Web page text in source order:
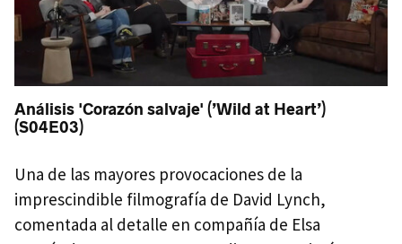
Análisis 'Corazón salvaje' (’Wild at Heart’)
(S04E03)
Una de las mayores provocaciones de la
imprescindible filmografía de David Lynch,
comentada al detalle en compañía de Elsa